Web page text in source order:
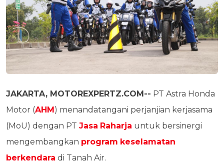
JAKARTA, MOTOREXPERTZ.COM-- PT Astra Honda
Motor (AHM) menandatangani perjanjian kerjasama
(MoU) dengan PT Jasa Raharja untuk bersinergi
mengembangkan program keselamatan
berkendara di Tanah Air.